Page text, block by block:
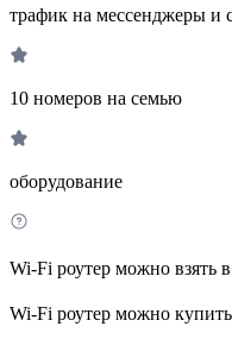
трафик на мессенджеры и
10 номеров на семью
оборудование
Wi-Fi роутер можно взять
Wi-Fi роутер можно